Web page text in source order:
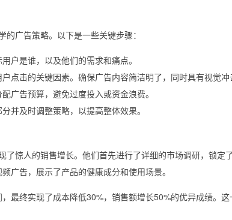
广告策略。以下是一些关键步骤：
户是谁，以及他们的需求和痛点。
点击的关键因素。确保广告内容简洁明了，同时具有视觉冲
广告预算，避免过度投入或资金浪费。
并及时调整策略，以提高整体效果。
惊人的销售增长。他们首先进行了详细的市场调研，锁定
广告，展示了产品的健康成分和使用场景。
最终实现了成本降低30%，销售额增长50%的优异成绩。